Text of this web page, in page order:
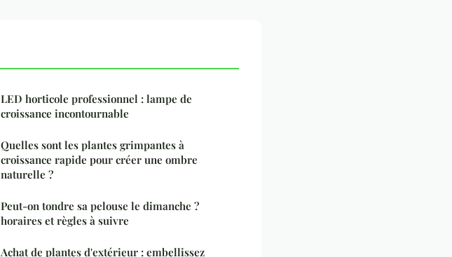
LED horticole professionnel : lampe de
croissance incontournable
Quelles sont les plantes grimpantes à
croissance rapide pour créer une ombre
naturelle ?
Peut-on tondre sa pelouse le dimanche ?
horaires et règles à suivre
Achat de plantes d'extérieur : embellissez